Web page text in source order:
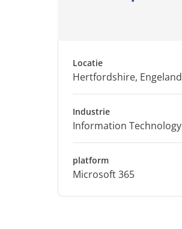
Locatie
Hertfordshire, Engeland
Industrie
Information Technology
platform
Microsoft 365